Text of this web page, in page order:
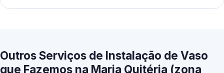
Outros Serviços de Instalação de Vaso
que Fazemos na Maria Quitéria (zona